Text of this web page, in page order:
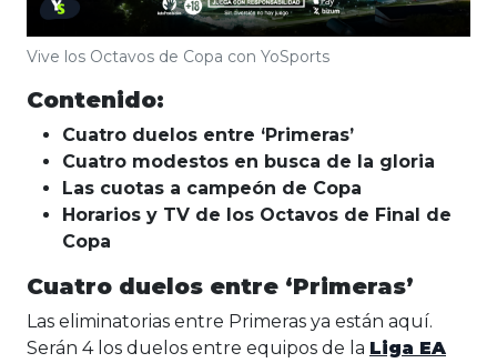
Vive los Octavos de Copa con YoSports
Contenido:
Cuatro duelos entre ‘Primeras’
Cuatro modestos en busca de la gloria
Las cuotas a campeón de Copa
Horarios y TV de los Octavos de Final de
Copa
Cuatro duelos entre ‘Primeras’
Las eliminatorias entre Primeras ya están aquí.
Serán 4 los duelos entre equipos de la Liga EA